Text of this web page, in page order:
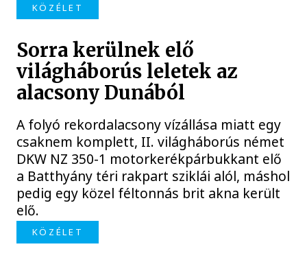
KÖZÉLET
Sorra kerülnek elő
világháborús leletek az
alacsony Dunából
A folyó rekordalacsony vízállása miatt egy
csaknem komplett, II. világháborús német
DKW NZ 350-1 motorkerékpárbukkant elő
a Batthyány téri rakpart sziklái alól, máshol
pedig egy közel féltonnás brit akna került
elő.
KÖZÉLET